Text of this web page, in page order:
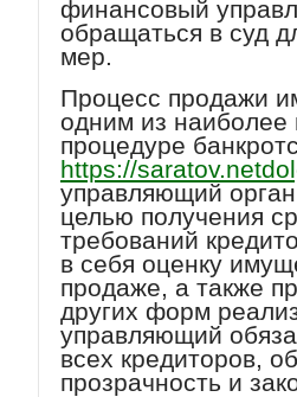
финансовый
обращаться в суд
мер.
Процесс продажи
одним из
процедуре
https://
управляющий
целью получения
требований
в себя оценку
продаже, а также
других форм
управляющий
всех кредиторов,
прозрачность и